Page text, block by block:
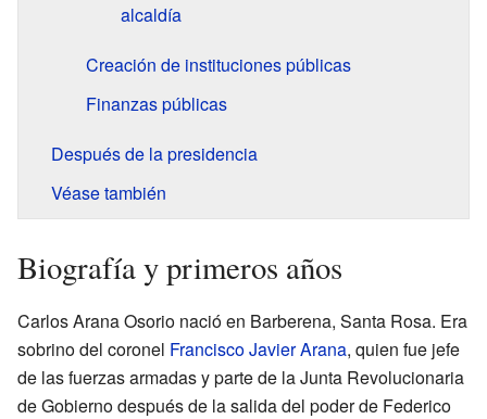
alcaldía
Creación de instituciones públicas
Finanzas públicas
Después de la presidencia
Véase también
Biografía y primeros años
Carlos Arana Osorio nació en Barberena, Santa Rosa. Era
sobrino del coronel Francisco Javier Arana, quien fue jefe
de las fuerzas armadas y parte de la Junta Revolucionaria
de Gobierno después de la salida del poder de Federico